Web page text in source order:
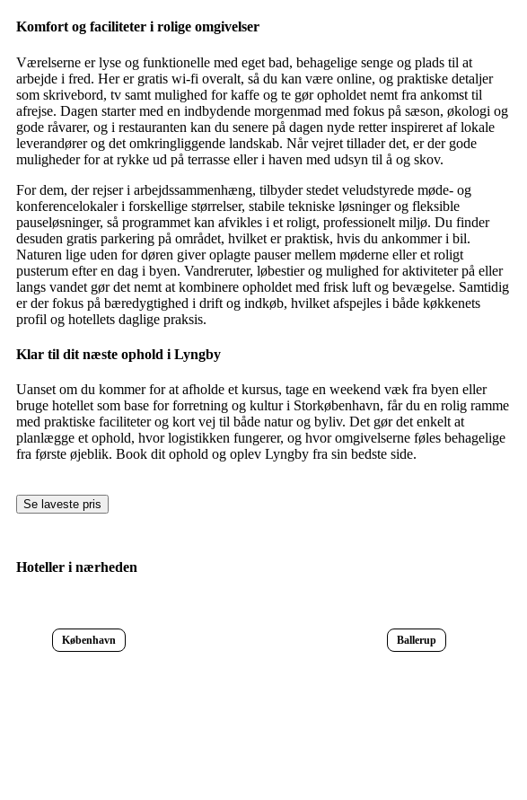
Komfort og faciliteter i rolige omgivelser
Værelserne er lyse og funktionelle med eget bad, behagelige senge og plads til at
arbejde i fred. Her er gratis wi-fi overalt, så du kan være online, og praktiske detaljer
som skrivebord, tv samt mulighed for kaffe og te gør opholdet nemt fra ankomst til
afrejse. Dagen starter med en indbydende morgenmad med fokus på sæson, økologi og
gode råvarer, og i restauranten kan du senere på dagen nyde retter inspireret af lokale
leverandører og det omkringliggende landskab. Når vejret tillader det, er der gode
muligheder for at rykke ud på terrasse eller i haven med udsyn til å og skov.
For dem, der rejser i arbejdssammenhæng, tilbyder stedet veludstyrede møde- og
konferencelokaler i forskellige størrelser, stabile tekniske løsninger og fleksible
pauseløsninger, så programmet kan afvikles i et roligt, professionelt miljø. Du finder
desuden gratis parkering på området, hvilket er praktisk, hvis du ankommer i bil.
Naturen lige uden for døren giver oplagte pauser mellem møderne eller et roligt
pusterum efter en dag i byen. Vandreruter, løbestier og mulighed for aktiviteter på eller
langs vandet gør det nemt at kombinere opholdet med frisk luft og bevægelse. Samtidig
er der fokus på bæredygtighed i drift og indkøb, hvilket afspejles i både køkkenets
profil og hotellets daglige praksis.
Klar til dit næste ophold i Lyngby
Uanset om du kommer for at afholde et kursus, tage en weekend væk fra byen eller
bruge hotellet som base for forretning og kultur i Storkøbenhavn, får du en rolig ramme
med praktiske faciliteter og kort vej til både natur og byliv. Det gør det enkelt at
planlægge et ophold, hvor logistikken fungerer, og hvor omgivelserne føles behagelige
fra første øjeblik. Book dit ophold og oplev Lyngby fra sin bedste side.
Se laveste pris
Hoteller i nærheden
København Ballerup